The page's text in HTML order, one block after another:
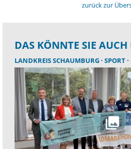
zurück zur
DAS KÖNNTE SIE AUCH
LANDKREIS SCHAUMBURG SPORT